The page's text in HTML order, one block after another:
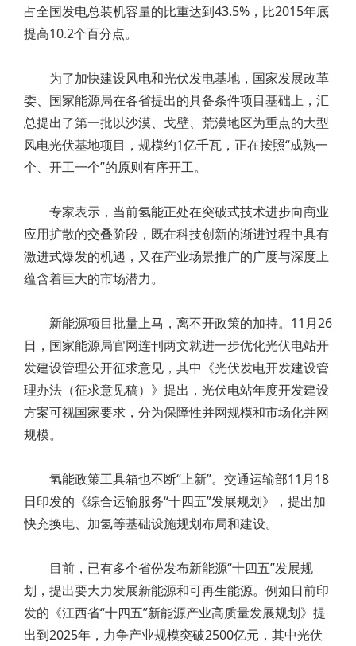
占全国发电总装机容量的比重达到43.5%，比2015年底
提高10.2个百分点。
为了加快建设风电和光伏发电基地，国家发展改革
委、国家能源局在各省提出的具备条件项目基础上，汇
总提出了第一批以沙漠、戈壁、荒漠地区为重点的大型
风电光伏基地项目，规模约1亿千瓦，正在按照“成熟一
个、开工一个”的原则有序开工。
专家表示，当前氢能正处在突破式技术进步向商业
应用扩散的交叠阶段，既在科技创新的渐进过程中具有
激进式爆发的机遇，又在产业场景推广的广度与深度上
蕴含着巨大的市场潜力。
新能源项目批量上马，离不开政策的加持。11月26
日，国家能源局官网连刊两文就进一步优化光伏电站开
发建设管理公开征求意见，其中《光伏发电开发建设管
理办法（征求意见稿）》提出，光伏电站年度开发建设
方案可视国家要求，分为保障性并网规模和市场化并网
规模。
氢能政策工具箱也不断“上新”。交通运输部11月18
日印发的《综合运输服务“十四五”发展规划》，提出加
快充换电、加氢等基础设施规划布局和建设。
目前，已有多个省份发布新能源“十四五”发展规
划，提出要大力发展新能源和可再生能源。例如日前印
发的《江西省“十四五”新能源产业高质量发展规划》提
出到2025年，力争产业规模突破2500亿元，其中光伏